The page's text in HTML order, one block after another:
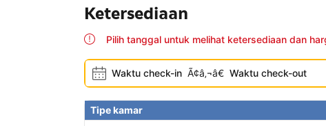
Ketersediaan
Pilih tanggal untuk melihat ketersediaan dan
Waktu check-in Ã¢â‚¬â€ Waktu check-out
Tipe kamar